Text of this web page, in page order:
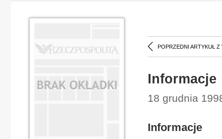
POPRZEDNI ARTYKUŁ Z
Informacje
18 grudnia
Informacje